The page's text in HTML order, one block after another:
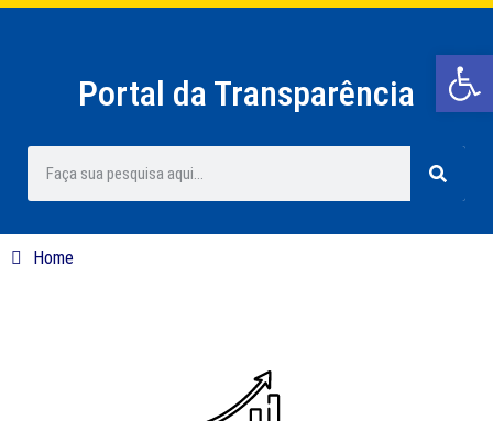
Barra de
Portal da Transparência
Home